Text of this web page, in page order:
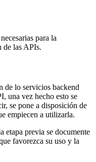
para la
las APIs.
de lo servicios backend
una vez hecho esto se
se pone a disposición de
empiecen a utilizarla.
etapa previa se documente
favorezca su uso y la